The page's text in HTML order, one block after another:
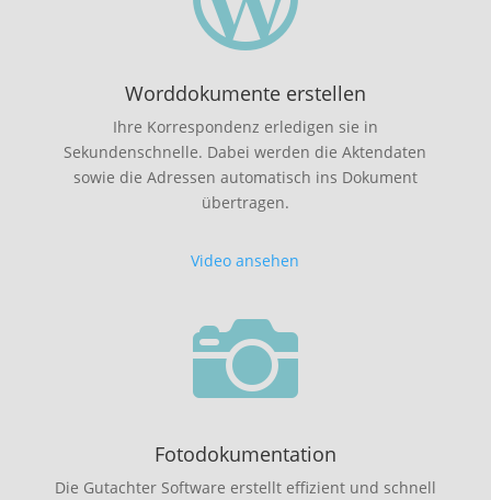
Worddokumente erstellen
Ihre Korrespondenz erledigen sie in
Sekundenschnelle. Dabei werden die Aktendaten
sowie die Adressen automatisch ins Dokument
übertragen.
Video ansehen

Fotodokumentation
Die Gutachter Software erstellt effizient und schnell